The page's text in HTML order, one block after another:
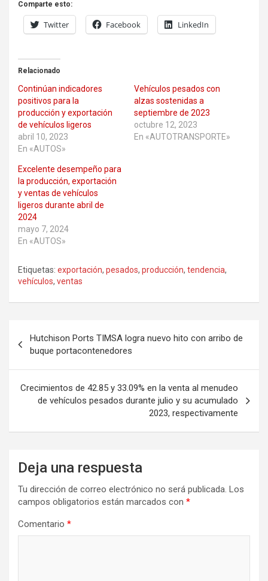
Comparte esto:
Twitter Facebook LinkedIn
Relacionado
Continúan indicadores
positivos para la
producción y exportación
de vehículos ligeros
abril 10, 2023
En «AUTOS»
Vehículos pesados con
alzas sostenidas a
septiembre de 2023
octubre 12, 2023
En «AUTOTRANSPORTE»
Excelente desempeño para
la producción, exportación
y ventas de vehículos
ligeros durante abril de
2024
mayo 7, 2024
En «AUTOS»
Etiquetas: exportación, pesados, producción, tendencia,
vehículos, ventas
de
entradas
Hutchison Ports TIMSA logra nuevo hito con arribo de
buque portacontenedores
Crecimientos de 42.85 y 33.09% en la venta al menudeo
de vehículos pesados durante julio y su acumulado
2023, respectivamente
Deja una respuesta
Tu dirección de correo electrónico no será publicada. Los
campos obligatorios están marcados con *
Comentario *